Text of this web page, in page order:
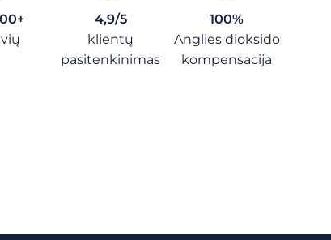
4,9/5
klientų
pasitenkinimas
100%
Anglies dioksido
kompensacija